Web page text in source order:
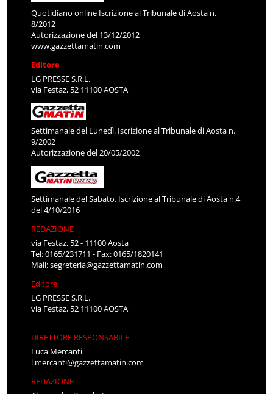
Quotidiano online Iscrizione al Tribunale di Aosta n.
8/2012
Autorizzazione del 13/12/2012
www.gazzettamatin.com
Editore
LG PRESSE S.R.L.
via Festaz, 52 11100 AOSTA
Settimanale del Lunedì. Iscrizione al Tribunale di Aosta n.
9/2002
Autorizzazione del 20/05/2002
Settimanale del Sabato. Iscrizione al Tribunale di Aosta n.4
del 4/10/2016
REDAZIONE
via Festaz, 52 - 11100 Aosta
Tel: 0165/231711 - Fax: 0165/1820141
Mail:segreteria@gazzettamatin.com
Editore
LG PRESSE S.R.L.
via Festaz, 52 11100 AOSTA
DIRETTORE RESPONSABILE
Luca Mercanti
l.mercanti@gazzettamatin.com
REDAZIONE